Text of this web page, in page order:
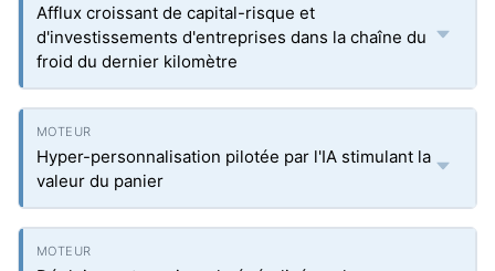
Afflux croissant de capital-risque et
d'investissements d'entreprises dans la chaîne du
froid du dernier kilomètre
Hyper-personnalisation pilotée par l'IA stimulant la
valeur du panier